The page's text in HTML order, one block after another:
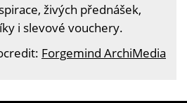
živých přednášek,
i slevové vouchery.
Forgemind ArchiMedia